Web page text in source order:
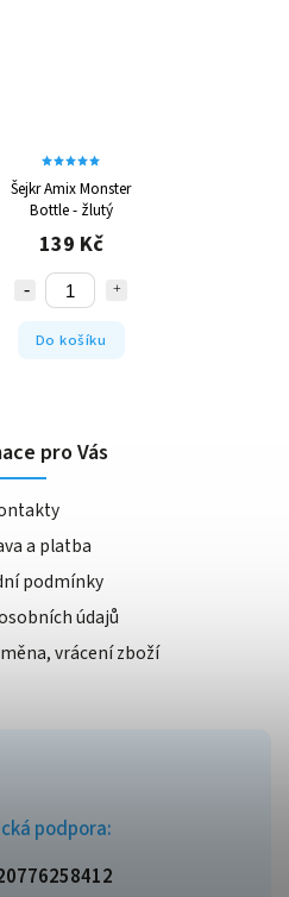
Šejkr Amix Monster
Bottle - žlutý
139 Kč
Do košíku
podpora:
pro Vás
a platba
podmínky
údajů
vrácení zboží